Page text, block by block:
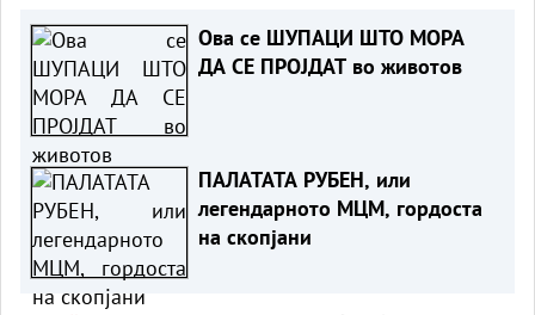
Ова се ШУПАЦИ ШТО МОРА
ДА СЕ ПРОЈДАТ во животов
ПАЛАТАТА РУБЕН, или
легендарното МЦМ, гордоста
на скопјани